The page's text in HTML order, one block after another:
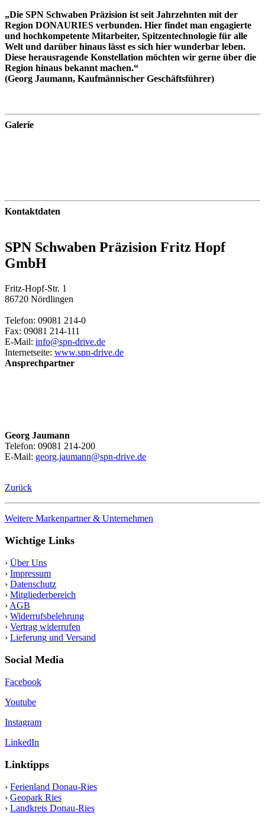
„Die SPN Schwaben Präzision ist seit Jahrzehnten mit der
Region DONAURIES verbunden. Hier findet man engagierte
und hochkompetente Mitarbeiter, Spitzentechnologie für alle
Welt und darüber hinaus lässt es sich hier wunderbar leben.
Diese herausragende Konstellation möchten wir gerne über die
Region hinaus bekannt machen.“
(Georg Jaumann, Kaufmännischer Geschäftsführer)
Galerie
Kontaktdaten
SPN Schwaben Präzision Fritz Hopf
GmbH
Fritz-Hopf-Str. 1
86720 Nördlingen
Telefon: 09081 214-0
Fax: 09081 214-111
E-Mail: info@spn-drive.de
Internetseite: www.spn-drive.de
Ansprechpartner
Georg Jaumann
Telefon: 09081 214-200
E-Mail: georg.jaumann@spn-drive.de
Zurück
Weitere Markenpartner & Unternehmen
Wichtige Links
› Über Uns
› Impressum
› Datenschutz
› Mitgliederbereich
› AGB
› Widerrufsbelehrung
› Vertrag widerrufen
› Lieferung und Versand
Social Media
Facebook
Youtube
Instagram
LinkedIn
Linktipps
› Ferienland Donau-Ries
› Geopark Ries
› Landkreis Donau-Ries